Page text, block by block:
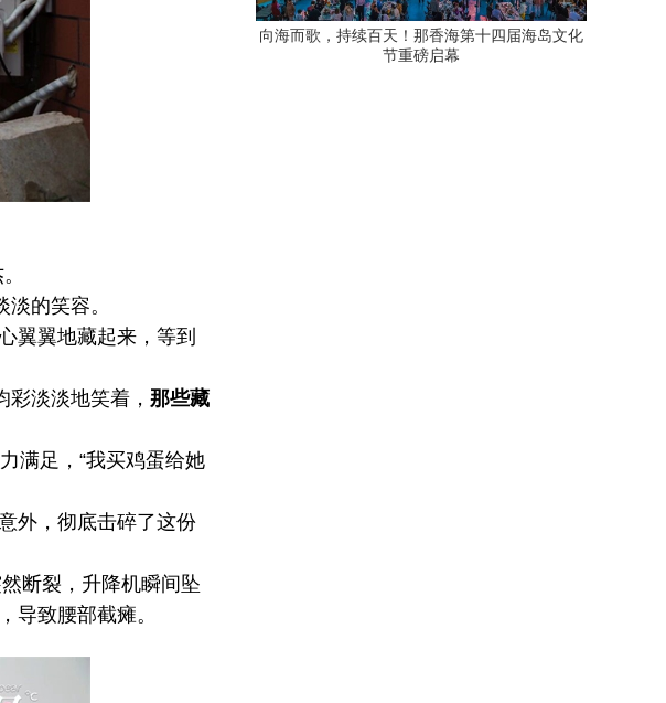
的笑容。
翼地藏起来，等到
淡淡地笑着， 那些藏
满足，“我买鸡蛋给她
外，彻底击碎了这份
断裂，升降机瞬间坠
导致腰部截瘫。
向海而歌，持续百天！那香海第十四届海岛文化
节重磅启幕